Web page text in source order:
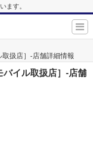
ます。
扱店］-店舗詳細情報
バイル取扱店］-店舗